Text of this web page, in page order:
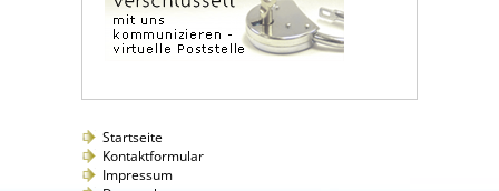
Startseite
Kontaktformular
Impressum